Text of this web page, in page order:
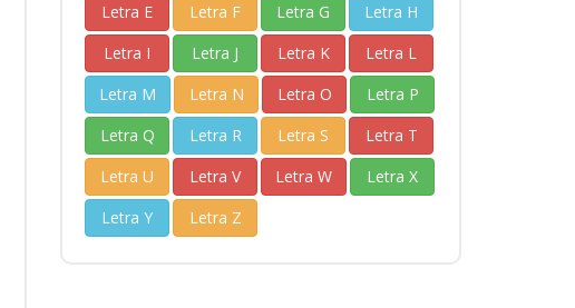
Letra E
Letra F Letra G
Letra H
Letra I
Letra J Letra K
Letra L
Letra M
Letra N Letra O
Letra P
Letra Q
Letra R Letra S
Letra T
Letra U
Letra V Letra W
Letra X
Letra Y
Letra Z